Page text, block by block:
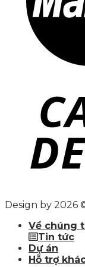
Design by 2026
Về chúng
Tin tức
Dự án
Hỗ trợ